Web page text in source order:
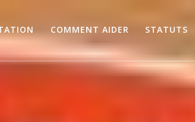
COMMENT AIDER STATUTS